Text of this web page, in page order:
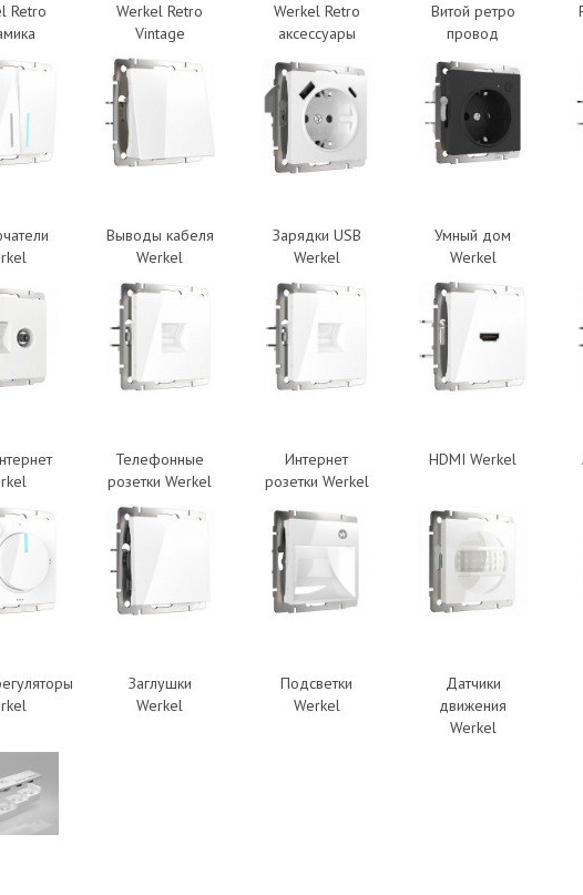
Retro
Werkel Retro
Vintage
Werkel Retro
аксессуары
Витой ретро
провод
Выводы кабеля
Werkel
Зарядки USB
Werkel
Умный дом
Werkel
Телефонные
розетки Werkel
Интернет
розетки Werkel
HDMI Werkel
Заглушки
Werkel
Подсветки
Werkel
Датчики
движения
Werkel